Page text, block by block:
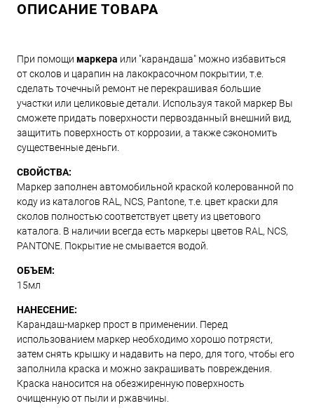
ОПИСАНИЕ ТОВАРА
При помощи маркера или "карандаша" можно избавиться
от сколов и царапин на лакокрасочном покрытии, т.е.
сделать точечный ремонт не перекрашивая большие
участки или целиковые детали. Используя такой маркер Вы
сможете придать поверхности первозданный внешний вид,
защитить поверхность от коррозии, а также сэкономить
существенные деньги.
СВОЙСТВА:
Маркер заполнен автомобильной краской колерованной по
коду из каталогов RAL, NCS, Pantone, т.е. цвет краски для
сколов полностью соответствует цвету из цветового
каталога. В наличии всегда есть маркеры цветов RAL, NCS,
PANTONE. Покрытие не смывается водой.
ОБЪЕМ:
15мл
НАНЕСЕНИЕ:
Карандаш-маркер прост в применении. Перед
использованием маркер необходимо хорошо потрясти,
затем снять крышку и надавить на перо, для того, чтобы его
заполнила краска и можно закрашивать повреждения.
Краска наносится на обезжиренную поверхность
очищенную от пыли и ржавчины.